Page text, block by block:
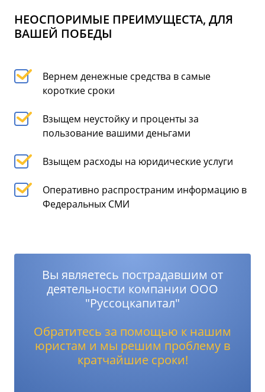
НЕОСПОРИМЫЕ ПРЕИМУЩЕСТА, ДЛЯ
ВАШЕЙ ПОБЕДЫ
Вернем денежные средства в самые
короткие сроки
Взыщем неустойку и проценты за
пользование вашими деньгами
Взыщем расходы на юридические услуги
Оперативно распространим информацию в
Федеральных СМИ
Вы являетесь пострадавшим от
деятельности компании ООО
"Руссоцкапитал"
Обратитесь за помощью к нашим
юристам и мы решим проблему в
кратчайшие сроки!